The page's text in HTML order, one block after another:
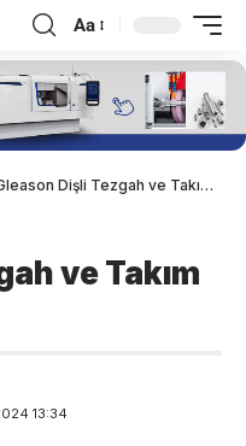
Aa
Dişli Tezgah ve Takım Semineri
ve Takım
13:34